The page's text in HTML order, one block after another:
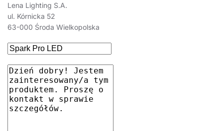
Lena Lighting S.A.
ul. Kórnicka 52
63-000 Środa Wielkopolska